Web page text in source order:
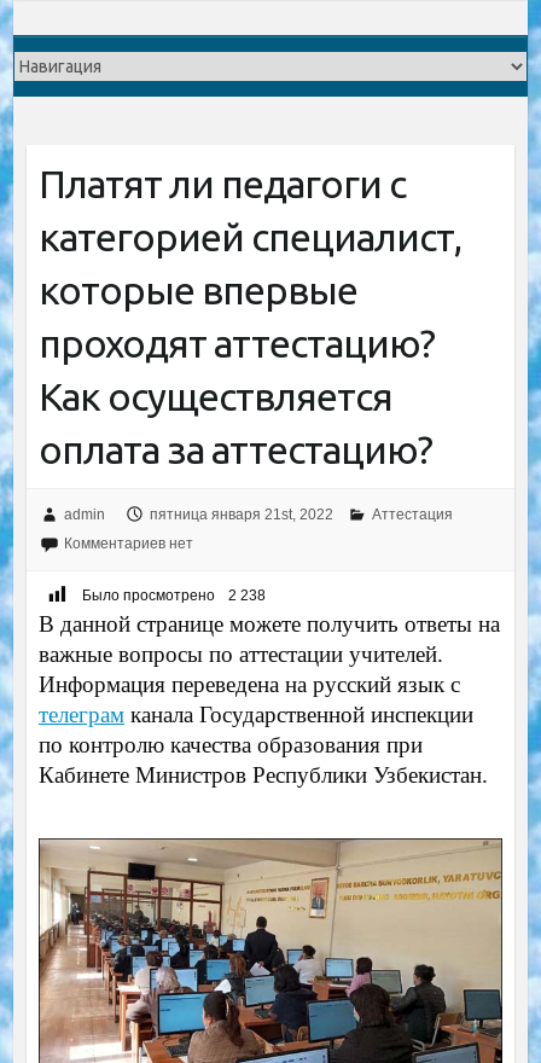
Платят ли педагоги с
категорией специалист,
которые впервые
проходят аттестацию?
Как осуществляется
оплата за аттестацию?
admin пятница января 21st, 2022
Аттестация
Комментариев нет
Было просмотрено 2 238
В данной странице можете получить ответы на
важные вопросы по аттестации учителей.
Информация переведена на русский язык с
телеграмканала Государственной инспекции
по контролю качества образования при
Кабинете Министров Республики Узбекистан.